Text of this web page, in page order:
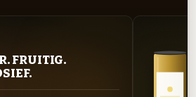
FRUITIG.